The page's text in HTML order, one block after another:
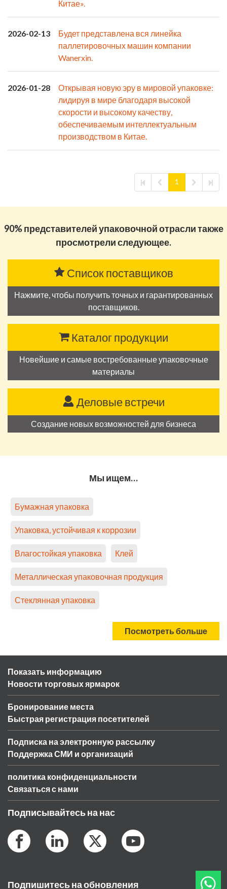
Китае».
2026-02-13
Будет представлена ​​вся линейка
паллетировочных машин компании
Wanerxin.
2026-01-28
Открывая новую эру в мировой упаковке:
лидируя в мире благодаря высокой
скорости и высокому качеству,
обеспечиваемым интеллектуальным
производством в Китае.
1
90% представителей упаковочной отрасли также
просмотрели следующее.
Список поставщиков
Нажмите, чтобы получить точных и гарантированных
поставщиков.
Каталог продукции
Новейшие и самые востребованные упаковочные
материалы
Деловые встречи
Создание новых возможностей для бизнеса
Мы ищем…
Бумажная упаковка
Упаковка, устойчивая к коррозии
Влагостойкая упаковка Клей
Металлическая упаковочная продукция
Стеклянная упаковка
Посмотреть больше
Показать информацию
Новости торговых ярмарок
Бронирование места
Быстрая регистрация посетителей
Подписка на электронную рассылку
Поддержка СМИ и организаций
политика конфиденциальности
Связаться с нами
Подписывайтесь на нас
Подпишитесь на обновления